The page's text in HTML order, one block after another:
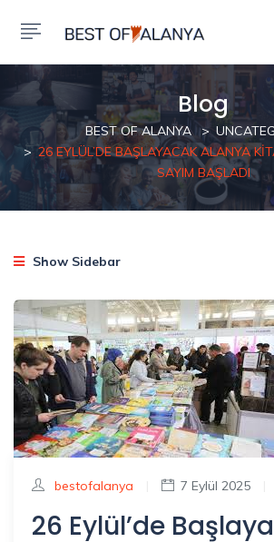
Blog
BEST OF ALANYA
26 EYLÜL’DE BAŞLAYACAK ALANYA
SAYIM BAŞLADI
Show Sidebar
bestofalanya 7 Eylül 2025
26 Eylül’de